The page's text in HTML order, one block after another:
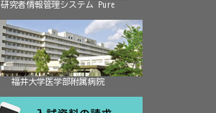
研究者情報管理システム Pure
福井大学医学部附属病院